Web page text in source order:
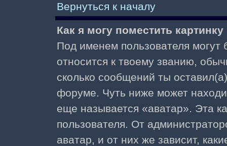
Вернуться к началу
Как я могу поместить
Под именем пользователя могут
относится к твоему званию,
сколько сообщений ты
форуме. Чуть ниже может
еще называется «аватар». Эта
пользователя. От
аватар, и от них же зависит,